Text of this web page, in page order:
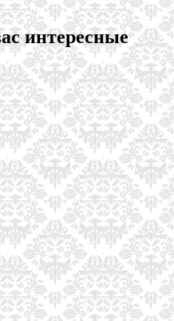
интересные